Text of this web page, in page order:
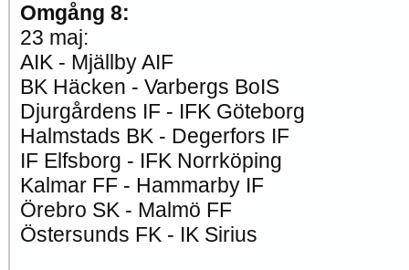
Omgång 8:
23 maj:
AIK - Mjällby AIF
BK Häcken - Varbergs BoIS
Djurgårdens IF - IFK Göteborg
Halmstads BK - Degerfors IF
IF Elfsborg - IFK Norrköping
Kalmar FF - Hammarby IF
Örebro SK - Malmö FF
Östersunds FK - IK Sirius